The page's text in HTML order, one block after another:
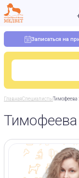
Записаться на
ГлавнаяСпециалистыТимофеева